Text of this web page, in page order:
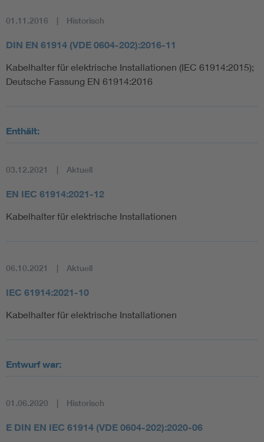
01.11.2016 Historisch
DIN EN 61914 (VDE 0604-202):2016-11
Kabelhalter für elektrische Installationen (IEC 61914:2015);
Deutsche Fassung EN 61914:2016
Enthält:
03.12.2021 Aktuell
EN IEC 61914:2021-12
Kabelhalter für elektrische Installationen
06.10.2021 Aktuell
IEC 61914:2021-10
Kabelhalter für elektrische Installationen
Entwurf war:
01.06.2020 Historisch
E DIN EN IEC 61914 (VDE 0604-202):2020-06